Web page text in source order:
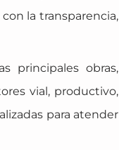
la transparencia,
principales obras,
vial, productivo,
para atender